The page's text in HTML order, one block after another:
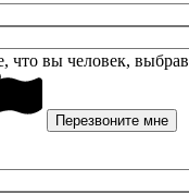
что вы человек, выбрав